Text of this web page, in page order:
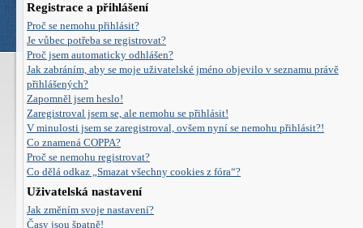
Registrace a přihlášení
Proč se nemohu přihlásit?
Je vůbec potřeba se registrovat?
Proč jsem automaticky odhlášen?
Jak zabráním, aby se moje uživatelské jméno objevilo v seznamu právě
přihlášených?
Zapomněl jsem heslo!
Zaregistroval jsem se, ale nemohu se přihlásit!
V minulosti jsem se zaregistroval, ovšem nyní se nemohu přihlásit?!
Co znamená COPPA?
Proč se nemohu registrovat?
Co dělá odkaz „Smazat všechny cookies z fóra“?
Uživatelská nastavení
Jak změním svoje nastavení?
Časy jsou špatně!